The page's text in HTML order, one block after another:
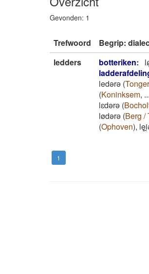
Gevonden: 1
Trefwoord Begrip:
ledders
botteriken:
ledǝrǝ (
(Koninksem, ...
lɛdǝrǝ (
lødǝrǝ (Berg /
(Ophoven),
1